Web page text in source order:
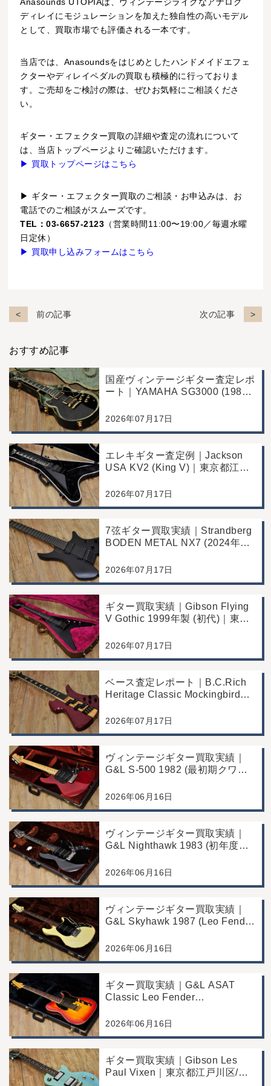
ディレイにモジュレーションを加えた独自性の高いモデル
として、買取市場でも評価される一本です。
当店では、Anasoundsをはじめとしたハンドメイドエフェ
クターやディレイペダルの買取も積極的に行っておりま
す。ご売却をご検討の際は、ぜひお気軽にご相談くださ
い。
ギター・エフェクター買取の詳細や査定の流れについて
は、当店トップページよりご確認いただけます。
▶ 買取トップページはこちら
▶ ギター・エフェクター買取のご相談・お申込みは、お
電話でのご相談がスムーズです。
TEL：03-6657-2123 （営業時間11:00〜19:00／毎週水曜
日定休）
▶ 買取申し込みフォームはこちら
前の記事 次の記事
おすすめ記事
国産ヴィンテージギター査定レポ
ート｜YAMAHA SG3000 (1988
り店舗にて買取
2026年07月17日
エレキギター査定例｜Jackson
USA KV2 (King V)｜東京都江戸
2026年07月17日
7弦ギター買取実績｜Strandberg
BODEN METAL NX7 (2024年製)
店
2026年07月17日
ギター買取実績｜Gibson Flying
V Gothic 1999年製 (初代)｜東京
2026年07月17日
ベース査定レポート｜B.C.Rich
Heritage Classic Mockingbird
にて買取
2026年07月17日
ヴィンテージギター買取実績｜
G&L S-500 1982 (最初期クワガ
買取/コンディション良好の査定
2026年06月16日
ヴィンテージギター買取実績｜
G&L Nighthawk 1983 (初年度マ
区/店頭買取/コンディション良好
2026年06月16日
ヴィンテージギター買取実績｜
G&L Skyhawk 1987 (Leo Fender
川区/店頭買取/コンディション良
2026年06月16日
ギター買取実績｜G&L ASAT
Classic Leo Fender
江戸川区/店頭買取/コンディショ
2026年06月16日
ギター買取実績｜Gibson Les
Paul Vixen｜東京都江戸川区/店